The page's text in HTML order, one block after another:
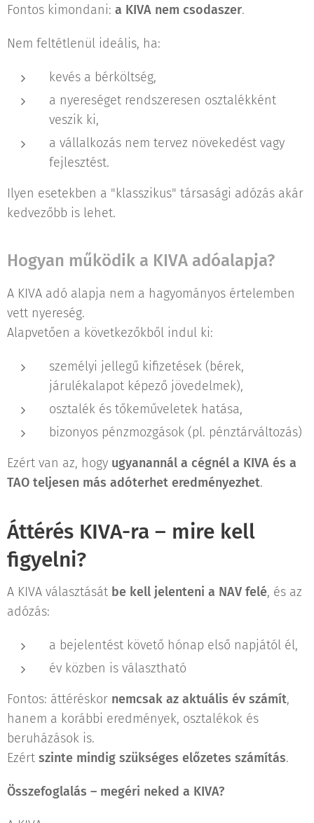
Fontos kimondani: a KIVA nem csodaszer.
Nem feltétlenül ideális, ha:
kevés a bérköltség,
a nyereséget rendszeresen osztalékként
veszik ki,
a vállalkozás nem tervez növekedést vagy
fejlesztést.
Ilyen esetekben a "klasszikus" társasági adózás akár
kedvezőbb is lehet.
Hogyan működik a KIVA adóalapja?
A KIVA adó alapja nem a hagyományos értelemben
vett nyereség.
Alapvetően a következőkből indul ki:
személyi jellegű kifizetések (bérek,
járulékalapot képező jövedelmek),
osztalék és tőkeműveletek hatása,
bizonyos pénzmozgások (pl. pénztárváltozás)
Ezért van az, hogy ugyanannál a cégnél a KIVA és a
TAO teljesen más adóterhet eredményezhet.
Áttérés KIVA-ra – mire kell
figyelni?
A KIVA választását be kell jelenteni a NAV felé, és az
adózás:
a bejelentést követő hónap első napjától él,
év közben is választható
Fontos: áttéréskor nemcsak az aktuális év számít,
hanem a korábbi eredmények, osztalékok és
beruházások is.
Ezért szinte mindig szükséges előzetes számítás.
Összefoglalás – megéri neked a KIVA?